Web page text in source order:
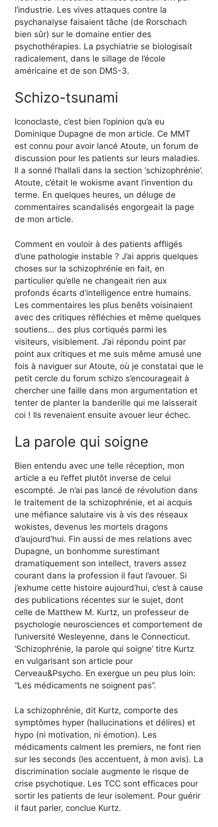
l’industrie. Les vives attaques contre la
psychanalyse faisaient tâche (de Rorschach
bien sûr) sur le domaine entier des
psychothérapies. La psychiatrie se biologisait
radicalement, dans le sillage de l’école
américaine et de son DMS-3.
Schizo-tsunami
Iconoclaste, c’est bien l’opinion qu’a eu
Dominique Dupagne de mon article. Ce MMT
est connu pour avoir lancé Atoute, un forum de
discussion pour les patients sur leurs maladies.
Il a sonné l’hallali dans la section ‘schizophrénie’.
Atoute, c’était le wokisme avant l’invention du
terme. En quelques heures, un déluge de
commentaires scandalisés engorgeait la page
de mon article.
Comment en vouloir à des patients affligés
d’une pathologie instable ? J’ai appris quelques
choses sur la schizophrénie en fait, en
particulier qu’elle ne changeait rien aux
profonds écarts d’intelligence entre humains.
Les commentaires les plus benêts voisinaient
avec des critiques réfléchies et même quelques
soutiens… des plus cortiqués parmi les
visiteurs, visiblement. J’ai répondu point par
point aux critiques et me suis même amusé une
fois à naviguer sur Atoute, où je constatai que le
petit cercle du forum schizo s’encourageait à
chercher une faille dans mon argumentation et
tenter de planter la banderille qui me laisserait
coi ! Ils revenaient ensuite avouer leur échec.
La parole qui soigne
Bien entendu avec une telle réception, mon
article a eu l’effet plutôt inverse de celui
escompté. Je n’ai pas lancé de révolution dans
le traitement de la schizophrénie, et ai acquis
une méfiance salutaire vis à vis des réseaux
wokistes, devenus les mortels dragons
d’aujourd’hui. Fin aussi de mes relations avec
Dupagne, un bonhomme surestimant
dramatiquement son intellect, travers assez
courant dans la profession il faut l’avouer. Si
j’exhume cette histoire aujourd’hui, c’est à cause
des publications récentes sur le sujet, dont
celle de Matthew M. Kurtz, un professeur de
psychologie neurosciences et comportement de
l’université Wesleyenne, dans le Connecticut.
‘Schizophrénie, la parole qui soigne’ titre Kurtz
en vulgarisant son article pour
Cerveau&Psycho. En exergue un peu plus loin:
“Les médicaments ne soignent pas”.
La schizophrénie, dit Kurtz, comporte des
symptômes hyper (hallucinations et délires) et
hypo (ni motivation, ni émotion). Les
médicaments calment les premiers, ne font rien
sur les seconds (les accentuent, à mon avis). La
discrimination sociale augmente le risque de
crise psychotique. Les TCC sont efficaces pour
sortir les patients de leur isolement. Pour guérir
il faut parler, conclue Kurtz.